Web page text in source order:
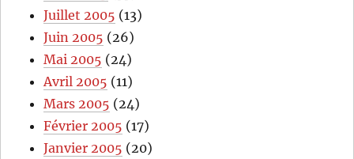
Juillet 2005 (13)
Juin 2005 (26)
Mai 2005 (24)
Avril 2005 (11)
Mars 2005 (24)
Février 2005 (17)
Janvier 2005 (20)